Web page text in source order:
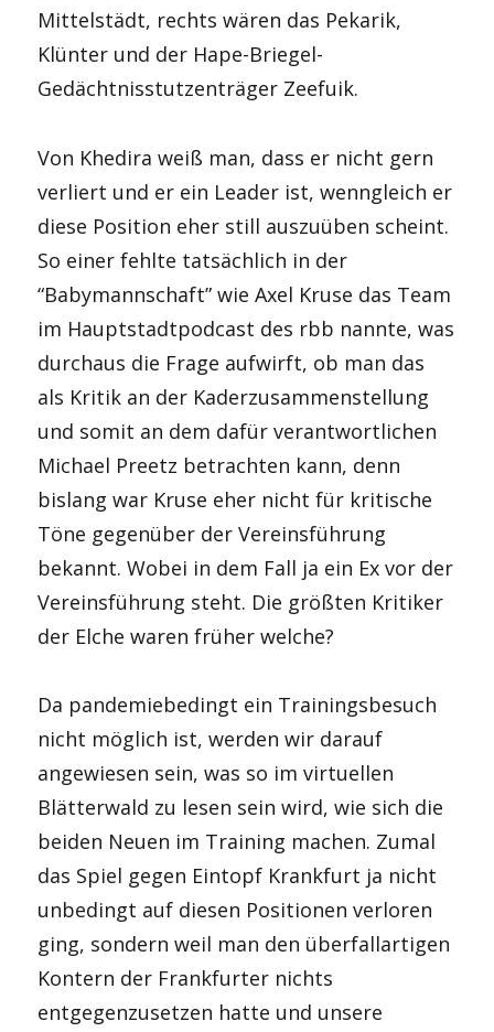
Mittelstädt, rechts wären das Pekarik,
Klünter und der Hape-Briegel-
Gedächtnisstutzenträger Zeefuik.
Von Khedira weiß man, dass er nicht gern
verliert und er ein Leader ist, wenngleich er
diese Position eher still auszuüben scheint.
So einer fehlte tatsächlich in der
“Babymannschaft” wie Axel Kruse das Team
im Hauptstadtpodcast des rbb nannte, was
durchaus die Frage aufwirft, ob man das
als Kritik an der Kaderzusammenstellung
und somit an dem dafür verantwortlichen
Michael Preetz betrachten kann, denn
bislang war Kruse eher nicht für kritische
Töne gegenüber der Vereinsführung
bekannt. Wobei in dem Fall ja ein Ex vor der
Vereinsführung steht. Die größten Kritiker
der Elche waren früher welche?
Da pandemiebedingt ein Trainingsbesuch
nicht möglich ist, werden wir darauf
angewiesen sein, was so im virtuellen
Blätterwald zu lesen sein wird, wie sich die
beiden Neuen im Training machen. Zumal
das Spiel gegen Eintopf Krankfurt ja nicht
unbedingt auf diesen Positionen verloren
ging, sondern weil man den überfallartigen
Kontern der Frankfurter nichts
entgegenzusetzen hatte und unsere